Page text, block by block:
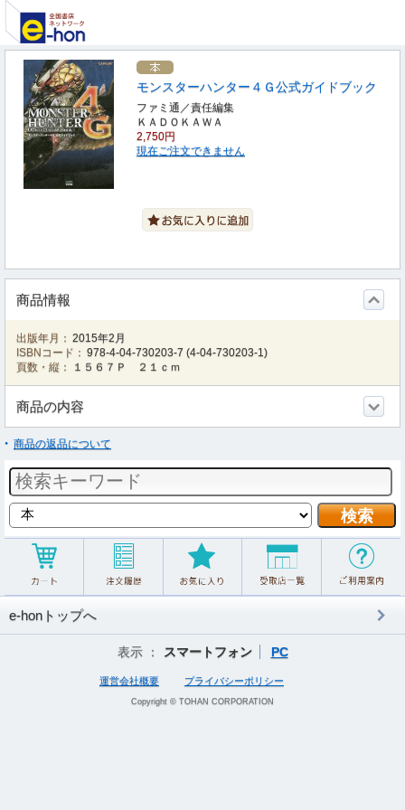
モンスターハンター４Ｇ公式ガイドブック
ファミ通／責任編集
ＫＡＤＯＫＡＷＡ
2,750円
現在ご注文できません
商品情報
出版年月： 2015年2月
ISBNコード： 978-4-04-730203-7 (4-04-730203-1)
頁数・縦：
１５６７Ｐ ２１ｃｍ
商品の内容
商品の返品について
e-honトップへ
表示 ： スマートフォン PC
運営会社概要 プライバシーポリシー
Copyright © TOHAN CORPORATION